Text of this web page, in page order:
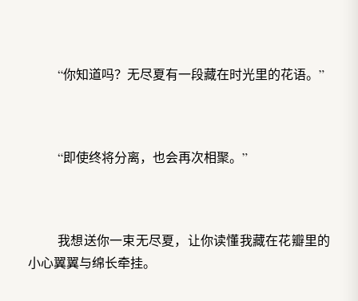
“你知道吗？无尽夏有一段藏在时光里的花语。”
“即使终将分离，也会再次相聚。”
我想送你一束无尽夏，让你读懂我藏在花瓣里的
小心翼翼与绵长牵挂。